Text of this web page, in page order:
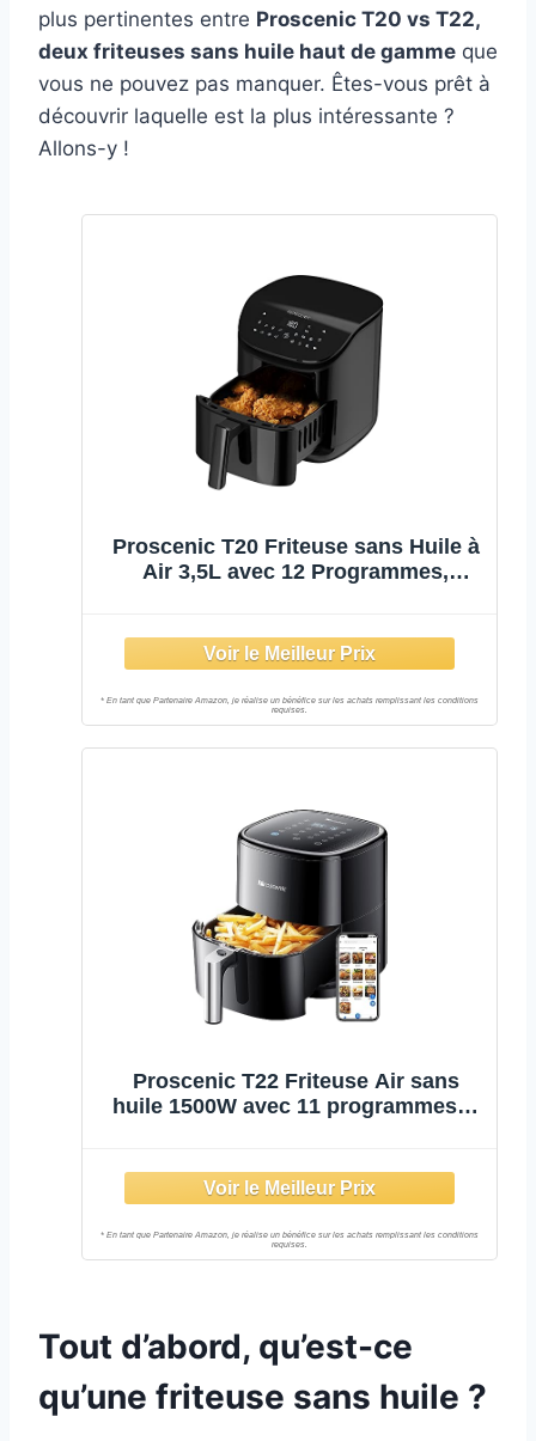
plus pertinentes entre Proscenic T20 vs T22,
deux friteuses sans huile haut de gamme que
vous ne pouvez pas manquer. Êtes-vous prêt à
découvrir laquelle est la plus intéressante ?
Allons-y !
Proscenic T20 Friteuse sans Huile à
Air 3,5L avec 12 Programmes,
Technologie Turbo Air, LED Écran
Tactile, 1500W…
Proscenic T22 Friteuse Air sans
huile 1500W avec 11 programmes，
Frire, Rôtir et Griller, Panier Anti-
Adhésif sans BPA PFOA,5L
Tout d’abord, qu’est-ce
qu’une friteuse sans huile ?